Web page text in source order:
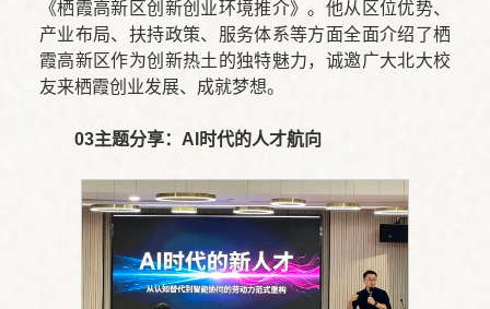
《栖霞高新区创新创业环境推介》。他从区位优势、
产业布局、扶持政策、服务体系等方面全面介绍了栖
霞高新区作为创新热土的独特魅力，诚邀广大北大校
友来栖霞创业发展、成就梦想。
03主题分享：AI时代的人才航向